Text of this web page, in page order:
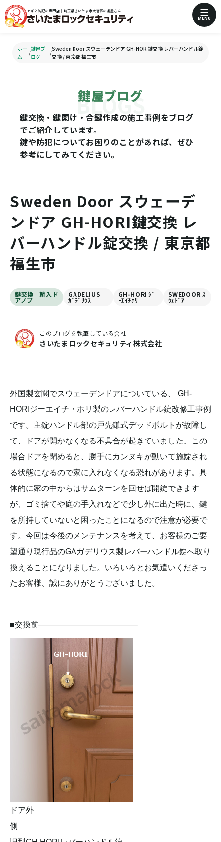
カギと防犯の専門店｜埼玉県さいたま市大宮区の鍵屋さん
MENU
ホー
ム
/
鍵屋ブ
ログ
/
Sweden Door スウェーデンドア GH-HORI鍵交換 レバーハンドル錠
交換 / 東京都 福生市
鍵屋ブログ
鍵交換・鍵開け・合鍵作成の施工事例をブログ
でご紹介しています。
鍵や防犯についてお困りのことがあれば、ぜひ
参考にしてみてください。
Sweden Door スウェーデ
ンドア GH-HORI鍵交換 レ
バーハンドル錠交換 / 東京都
福生市
鍵交換｜輸入ド
アノブ
GADELIUS
ｶﾞﾃﾞﾘｳｽ
GH-HORI ｼﾞ
ｰｴｲﾁﾎﾘ
SWEDOOR ｽ
ｳｪﾄﾞｱ
このブログを執筆している会社
さいたまロックセキュリティ株式会社
外国製玄関でスウェーデンドアについている、 GH-
HORIジーエイチ・ホリ製のレバーハンドル錠改修工事例
です。主錠ハンドル部の戸先鎌式デッドボルトが故障し
て、ドアが開かなくなる不具合が起きていました。この
場合ドアを閉めると、勝手にカンヌキが動いて施錠され
る状態になるので家に入れなくなる恐れがあります。具
体的に家の中からはサムターンを回せば開錠できます
が、ゴミ捨てや庭の手入れなどで少し外に出た時に、鍵
を所持していないと困ったことになるので注意が必要で
す。今回は今後のメンテナンスを考えて、お客様のご要
望通り現行品のGAガデリウス製レバーハンドル錠へ取り
換えることになりました。いろいろとお気遣いくださっ
たお客様、誠にありがとうございました。
■交換前————————————–
ドア外
側